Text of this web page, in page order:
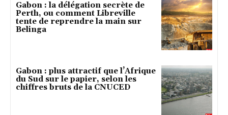
Gabon : la délégation secrète de
Perth, ou comment Libreville
tente de reprendre la main sur
Belinga
Gabon : plus attractif que l’Afrique
du Sud sur le papier, selon les
chiffres bruts de la CNUCED